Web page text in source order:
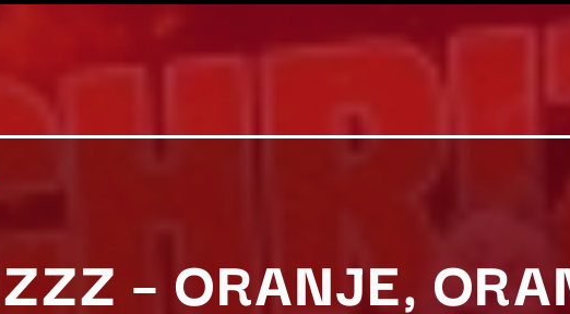
– ORANJE,